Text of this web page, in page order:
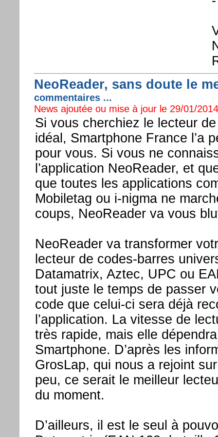
NeoReader, sans doute le
commentaires ...
News ajoutée ou mise à jour le 29/01/
Si vous cherchiez le lecteur
idéal, Smartphone France l’a
pour vous. Si vous ne
l’application NeoReader, et
que toutes les applications
Mobiletag ou i-nigma ne
coups, NeoReader va vous
NeoReader va transformer
lecteur de codes-barres
Datamatrix, Aztec, UPC ou
tout juste le temps de passer
code que celui-ci sera déjà
l’application. La vitesse de
très rapide, mais elle
Smartphone. D’après les
GrosLap, qui nous a rejoint
peu, ce serait le meilleur
du moment.
D’ailleurs, il est le seul à